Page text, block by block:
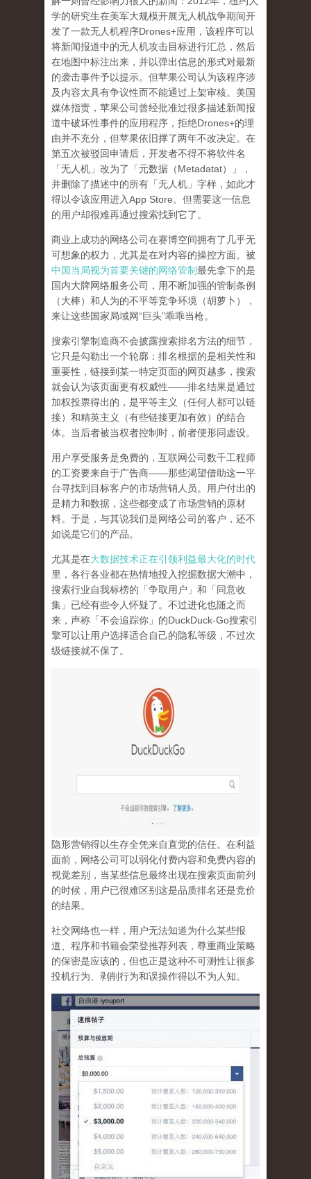
学的研究生在美军大规模开展无人机战争期间开
发了一款无人机程序Drones+应用，该程序可以
将新闻报道中的无人机攻击目标进行汇总，然后
在地图中标注出来，并以弹出信息的形式对最新
的袭击事件予以提示。但苹果公司认为该程序涉
及内容太具有争议性而不能通过上架审核。美国
媒体指责，苹果公司曾经批准过很多描述新闻报
道中破坏性事件的应用程序，拒绝Drones+的理
由并不充分，但苹果依旧撑了两年不改决定。在
第五次被驳回申请后，开发者不得不将软件名
「无人机」改为了「元数据（Metadatat）」，
并删除了描述中的所有「无人机」字样，如此才
得以令该应用进入App Store。但需要这一信息
的用户却很难再通过搜索找到它了。
商业上成功的网络公司在赛博空间拥有了几乎无
可想象的权力，尤其是在对内容的操控方面。被
中国当局视为首要关键的网络管制最先拿下的是
国内大牌网络服务公司 ，用不断加强的管制条例
（大棒）和人为的不平等竞争环境（胡萝卜），
来让这些国家局域网“巨头”乖乖当枪。
搜索引擎制造商不会披露搜索排名方法的细节，
它只是勾勒出一个轮廓：排名根据的是相关性和
重要性，链接到某一特定页面的网页越多，搜索
就会认为该页面更有权威性——排名结果是通过
加权投票得出的，是平等主义（任何人都可以链
接）和精英主义（有些链接更加有效）的结合
体。 当后者被当权者控制时，前者便形同虚设。
用户享受服务是免费的，互联网公司数千工程师
的工资要来自于广告商——那些渴望借助这一平
台寻找到目标客户的市场营销人员。用户付出的
是精力和数据，这些都变成了市场营销的原材
料。于是， 与其说我们是网络公司的客户，还不
如说是它们的产品。
尤其是在大数据技术正在引领利益最大化的时代
里，各行各业都在热情地投入挖掘数据大潮中，
搜索行业自我标榜的「争取用户」和「同意收
集」已经有些令人怀疑了。不过进化也随之而
来，声称「不会追踪你」的DuckDuck-Go搜索引
擎可以让用户选择适合自己的隐私等级，不过次
级链接就不保了。
隐形营销得以生存全凭来自直觉的信任。在利益
面前，网络公司可以弱化付费内容和免费内容的
视觉差别，当某些信息最终出现在搜索页面前列
的时候，用户已很难区别这是品质排名还是竞价
的结果。
社交网络也一样， 用户无法知道为什么某些报
道、程序和书籍会荣登推荐列表，尊重商业策略
的保密是应该的，但也正是这种不可测性让很多
投机行为、剥削行为和误操作得以不为人知。